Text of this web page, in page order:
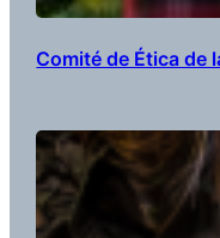
Comité de Ética de